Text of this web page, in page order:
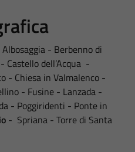
Albosaggia - Berbenno di
Castello dell’Acqua -
- Chiesa in Valmalenco -
- Fusine - Lanzada -
- Poggiridenti - Ponte in
- Spriana - Torre di Santa